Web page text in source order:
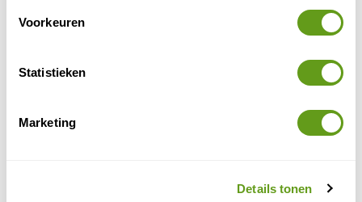
Voorkeuren
Statistieken
Marketing
Details tonen
Wildlife spotten en fotograferen in Yellowstone
Booking.com - Natuurhotel